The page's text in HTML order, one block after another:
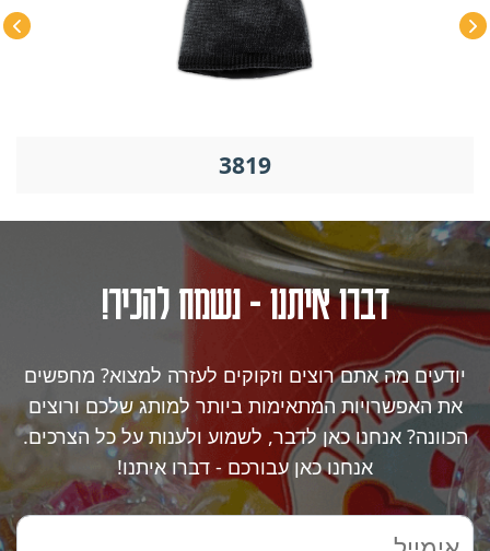
3819
דברו איתנו - נשמח להכיר!
יודעים מה אתם רוצים וזקוקים לעזרה למצוא? מחפשים
את האפשרויות המתאימות ביותר למותג שלכם ורוצים
הכוונה? אנחנו כאן לדבר, לשמוע ולענות על כל הצרכים.
אנחנו כאן עבורכם - דברו איתנו!